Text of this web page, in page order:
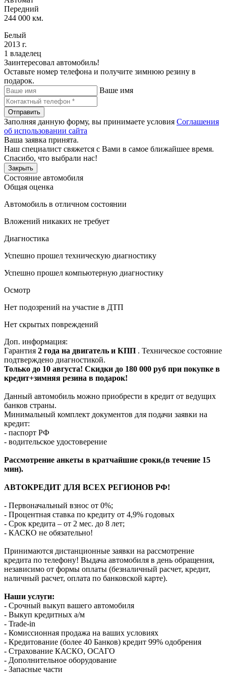
Передний
244 000 км.
Белый
2013 г.
1 владелец
Заинтересовал автомобиль!
Оставьте номер телефона и получите зимнюю резину в
подарок.
Ваше имя
Отправить
Заполняя данную форму, вы принимаете условия Соглашения
об использовании сайта
Ваша заявка принята.
Наш специалист свяжется с Вами в самое ближайшее время.
Спасибо, что выбрали нас!
Закрыть
Состояние автомобиля
Общая оценка
Автомобиль в отличном состоянии
Вложений никаких не требует
Диагностика
Успешно прошел техническую диагностику
Успешно прошел компьютерную диагностику
Осмотр
Нет подозрений на участие в ДТП
Нет скрытых повреждений
Доп. информация:
Гарантия 2 года на двигатель и КПП . Техническое состояние
подтверждено диагностикой.
Только до 10 августа! Скидки до 180 000 руб при покупке в
кредит+зимняя резина в подарок!
Данный автомобиль можно приобрести в кредит от ведущих
банков страны.
Минимальный комплект документов для подачи заявки на
кредит:
- паспорт РФ
- водительское удостоверение
Рассмотрение анкеты в кратчайшие сроки,(в течение 15
мин).
АВТОКРЕДИТ ДЛЯ ВСЕХ РЕГИОНОВ РФ!
- Первоначальный взнос от 0%;
- Процентная ставка по кредиту от 4,9% годовых
- Срок кредита – от 2 мес. до 8 лет;
- КАСКО не обязательно!
Принимаются дистанционные заявки на рассмотрение
кредита по телефону! Выдача автомобиля в день обращения,
независимо от формы оплаты (безналичный расчет, кредит,
наличный расчет, оплата по банковской карте).
Наши услуги:
- Срочный выкуп вашего автомобиля
- Выкуп кредитных а/м
- Trade-in
- Комиссионная продажа на ваших условиях
- Кредитование (более 40 Банков) кредит 99% одобрения
- Страхование КАСКО, ОСАГО
- Дополнительное оборудование
- Запасные части